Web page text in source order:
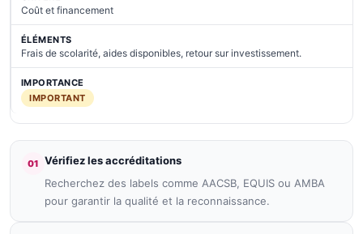
Coût et financement
Frais de scolarité, aides disponibles, retour sur investissement.
IMPORTANT
01 Vérifiez les accréditations
Recherchez des labels comme AACSB, EQUIS ou AMBA
pour garantir la qualité et la reconnaissance.